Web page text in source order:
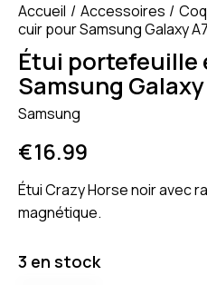
Accueil Accessoires
cuir pour Samsung Galaxy
Étui portefeuille
Samsung
Samsung
€16.99
Étui Crazy Horse noir avec
magnétique.
3 en stock